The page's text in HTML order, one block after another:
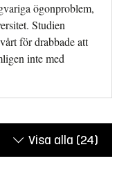
ögonproblem,
Studien
för drabbade att
inte med
Visa alla (24)